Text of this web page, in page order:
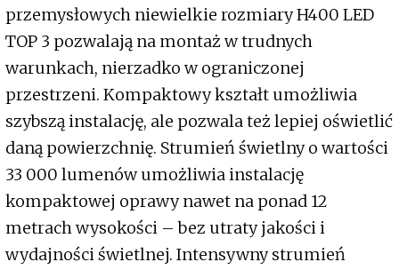
przemysłowych niewielkie rozmiary H400 LED
TOP 3 pozwalają na montaż w trudnych
warunkach, nierzadko w ograniczonej
przestrzeni. Kompaktowy kształt umożliwia
szybszą instalację, ale pozwala też lepiej oświetlić
daną powierzchnię. Strumień świetlny o wartości
33 000 lumenów umożliwia instalację
kompaktowej oprawy nawet na ponad 12
metrach wysokości – bez utraty jakości i
wydajności świetlnej. Intensywny strumień